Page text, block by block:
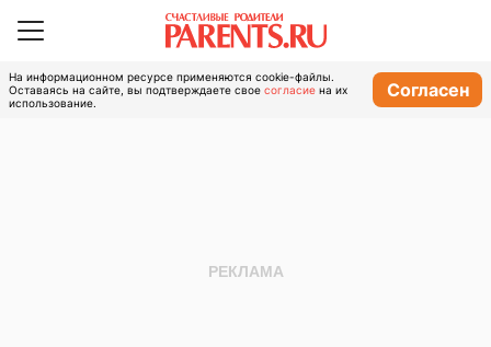
На информационном ресурсе применяются cookie-файлы.
Оставаясь на сайте, вы подтверждаете свое согласие на их
использование.
Согласен